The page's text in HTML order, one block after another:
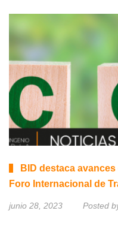
BID destaca
Foro Internacional de
junio 28, 2023 Posted